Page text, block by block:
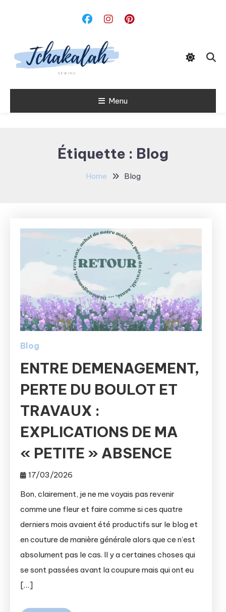
Tchakalah Menu
Étiquette : Blog
Home Blog
Blog
ENTRE DEMENAGEMENT,
PERTE DU BOULOT ET
TRAVAUX :
EXPLICATIONS DE MA
« PETITE » ABSENCE
17/03/2026
Bon, clairement, je ne me voyais pas revenir
comme une fleur et faire comme si ces quatre
derniers mois avaient été productifs sur le blog et
en couture de manière générale alors que ce n’est
absolument pas le cas. Il y a certaines choses qui
se sont passées avant la coupure mais qui ont eu
[…]